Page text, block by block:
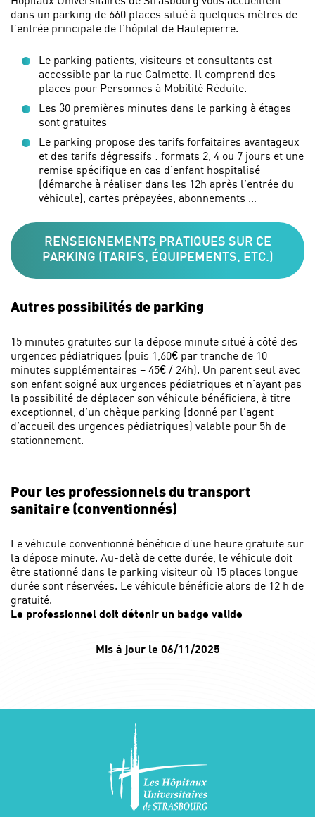
dans un parking de 660 places situé à quelques mètres de
l’entrée principale de l’hôpital de Hautepierre.
Le parking patients, visiteurs et consultants est
accessible par la rue Calmette. Il comprend des
places pour Personnes à Mobilité Réduite.
Les 30 premières minutes dans le parking à étages
sont gratuites
Le parking propose des tarifs forfaitaires avantageux
et des tarifs dégressifs : formats 2, 4 ou 7 jours et une
remise spécifique en cas d’enfant hospitalisé
(démarche à réaliser dans les 12h après l’entrée du
véhicule), cartes prépayées, abonnements …
RENSEIGNEMENTS PRATIQUES SUR CE
PARKING (TARIFS, ÉQUIPEMENTS, ETC.)
Autres possibilités de parking
15 minutes gratuites sur la dépose minute situé à côté des
urgences pédiatriques (puis 1,60€ par tranche de 10
minutes supplémentaires – 45€ / 24h). Un parent seul avec
son enfant soigné aux urgences pédiatriques et n’ayant pas
la possibilité de déplacer son véhicule bénéficiera, à titre
exceptionnel, d’un chèque parking (donné par l’agent
d’accueil des urgences pédiatriques) valable pour 5h de
stationnement.
Pour les professionnels du transport
sanitaire (conventionnés)
Le véhicule conventionné bénéficie d’une heure gratuite sur
la dépose minute. Au-delà de cette durée, le véhicule doit
être stationné dans le parking visiteur où 15 places longue
durée sont réservées. Le véhicule bénéficie alors de 12 h de
gratuité.
Le professionnel doit détenir un badge valide
Mis à jour le 06/11/2025